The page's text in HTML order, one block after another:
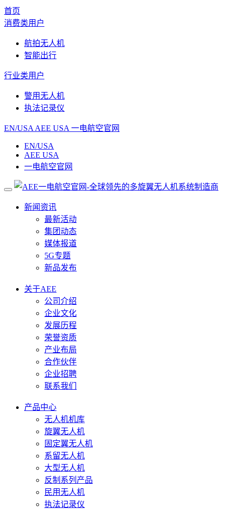
首页
消费类用户
航拍无人机
智能出行
行业类用户
警用无人机
执法记录仪
EN/USA AEE USA 一电航空官网
EN/USA
AEE USA
一电航空官网
新闻资讯
最新活动
集团动态
媒体报道
5G专题
新品发布
关于AEE
公司介绍
企业文化
发展历程
荣誉资质
产业布局
合作伙伴
企业招聘
联系我们
产品中心
无人机机库
旋翼无人机
固定翼无人机
系留无人机
大型无人机
反制系列产品
民用无人机
执法记录仪